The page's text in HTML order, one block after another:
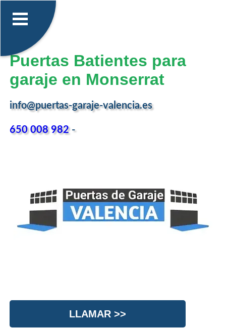
Puertas Batientes para
garaje en Monserrat
info@puertas-garaje-valencia.es
650 008 982-
LLAMAR >>